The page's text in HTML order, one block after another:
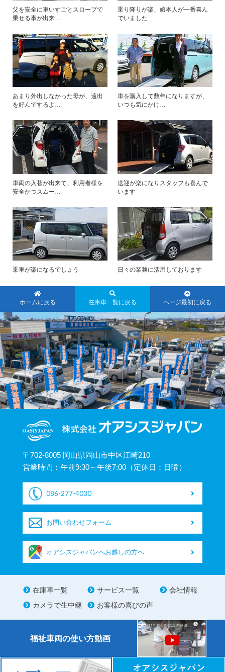
父を安全に車いすごとスロープで
乗せる事が出来…
乗り降りが楽、娘本人が一番喜ん
でいました
あまり外出しなかった母が、遠出
を好んでするよ…
車を購入して数年になりますが、
いつも気にかけ…
車両の入替が出来て、利用者様を
安全かつスムー…
送迎が楽になりスタッフも喜んで
います
乗車が楽になるでしょう 日々の業務に活用しております
ホームに戻る 在庫車一覧に戻る ページ最初に戻る
〒702-8005 岡山県岡山市中区江崎210
営業時間：午前9:30～午後7:00（定休日：日曜）
086-277-4030
お問い合わせフォーム
オアシスジャパンへお越しの方へ
在庫車一覧 サービス一覧
会社情報
カメラで生中継
お客様の喜びの声
福祉車両の使い方動画